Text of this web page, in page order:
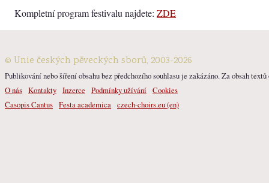
Kompletní program festivalu najdete: ZDE
© Unie českých pěveckých sborů, 2003-2026
Publikování nebo šíření obsahu bez předchozího souhlasu je zakázáno. Za obsah
O nás Kontakty Inzerce Podmínky užívání Cookies
Časopis Cantus Festa academica czech-choirs.eu (en)